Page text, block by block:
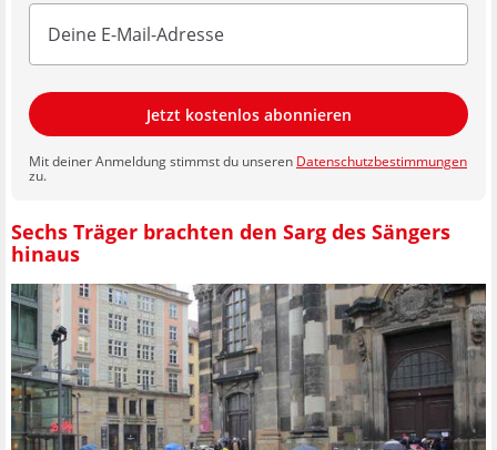
Jetzt kostenlos abonnieren
Mit deiner Anmeldung stimmst du unseren Datenschutzbestimmungen
zu.
Sechs Träger brachten den Sarg des Sängers
hinaus